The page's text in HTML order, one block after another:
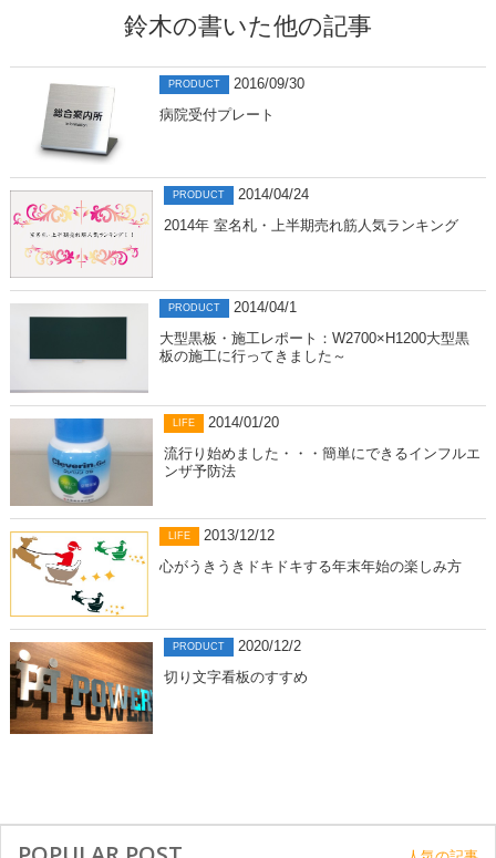
鈴木の書いた他の記事
PRODUCT
2016/09/30
病院受付プレート
PRODUCT
2014/04/24
2014年 室名札・上半期売れ筋人気ランキング
PRODUCT
2014/04/1
大型黒板・施工レポート：W2700×H1200大型黒
板の施工に行ってきました～
LIFE
2014/01/20
流行り始めました・・・簡単にできるインフルエ
ンザ予防法
LIFE
2013/12/12
心がうきうきドキドキする年末年始の楽しみ方
PRODUCT
2020/12/2
切り文字看板のすすめ